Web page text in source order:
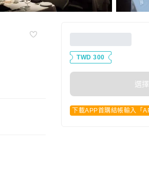
TWD 300
選
下載APP首購結帳輸入「